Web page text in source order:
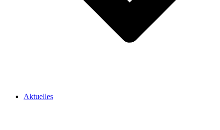
Aktuelles